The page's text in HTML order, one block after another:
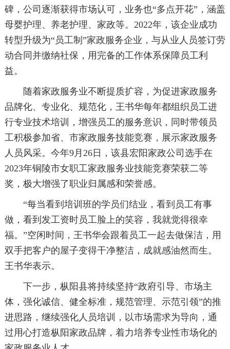
碑，公司逐渐获得市场认可，业务也“多点开花”，涵盖
母婴护理、养老护理、家政等。2022年，该企业成功
转型升级为“员工制”家政服务企业，与从业人员签订劳
动合同并缴纳社保，用完备的工作体系保障员工利
益。
随着家政服务业不断提质扩容，为促进家政服务
品牌化、专业化、规范化，王书华每年都组织员工进
行专业技术培训，增强员工的服务意识，同时带领员
工积极参加省、市家政服务技能竞赛，展示家政服务
人员风采。今年9月26日，该县宏阳家政公司选手在
2023年铜陵市女职工家政服务业技能竞赛荣获二等
奖，极大增强了职业归属感和荣誉感。
“每当看到培训班的学员们结业，看到员工有事
做，看到发工资时员工脸上的笑容，我就觉得很幸
福。”空闲时间，王书华会跟着员工一起去做保洁，用
双手把客户的屋子变得干净整洁，成就感油然而生。
王书华表示。
下一步，枞阳县将持续坚持“政府引导、市场主
体，强化诚信、健全标准，规范管理、示范引领”的推
进思路，继续强化人员培训，以市场需求为导向，通
过用心打造枞阳家政品牌，着力培养专业性市场化的